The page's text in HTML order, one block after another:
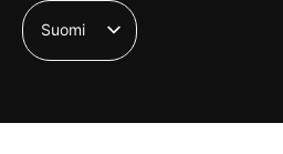
Suomi
English